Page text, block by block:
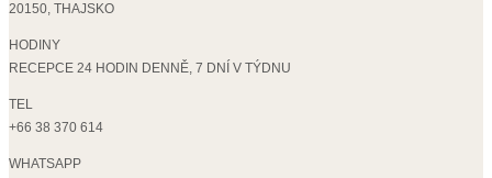
20150, THAJSKO
HODINY
RECEPCE 24 HODIN DENNĚ, 7 DNÍ V TÝDNU
TEL
+66 38 370 614
WHATSAPP